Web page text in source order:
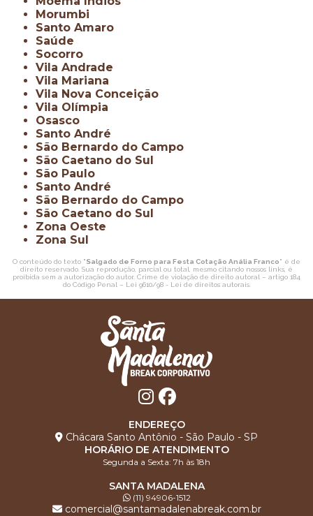
Morumbi
Santo Amaro
Saúde
Socorro
Vila Andrade
Vila Mariana
Vila Nova Conceição
Vila Olímpia
Osasco
Santo André
São Bernardo do Campo
São Caetano do Sul
São Paulo
Santo André
São Bernardo do Campo
São Caetano do Sul
Zona Oeste
Zona Sul
O conteúdo do texto "Salgado de Forno para Festa Cotação Anália Franco" é de
direito reservado. Sua reprodução, parcial ou total, mesmo citando nossos links, é
proibida sem a autorização do autor. Crime de violação de direito autoral – artigo 184
do Código Penal – Lei 9610/98 - Lei de direitos autorais.
ENDEREÇO
Chácara Santo Antônio - São Paulo - SP
HORÁRIO DE ATENDIMENTO
Segunda a Sexta: 7h às 18h
SANTA MADALENA
(11) 94906-1512
comercial@santamadalenabreak.com.br